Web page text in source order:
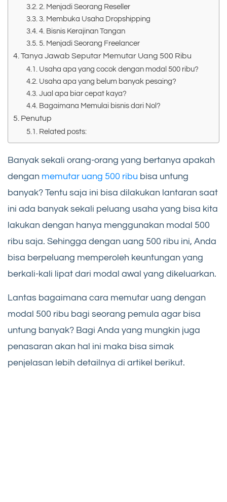
2. Menjadi Seorang Reseller
3. Membuka Usaha Dropshipping
4. Bisnis Kerajinan Tangan
5. Menjadi Seorang Freelancer
Tanya Jawab Seputar Memutar Uang 500 Ribu
Usaha apa yang cocok dengan modal 500 ribu?
Usaha apa yang belum banyak pesaing?
Jual apa biar cepat kaya?
Bagaimana Memulai bisnis dari Nol?
Penutup
Related posts:
Banyak sekali orang-orang yang bertanya apakah
dengan memutar uang 500 ribu bisa untung
banyak? Tentu saja ini bisa dilakukan lantaran saat
ini ada banyak sekali peluang usaha yang bisa kita
lakukan dengan hanya menggunakan modal 500
ribu saja. Sehingga dengan uang 500 ribu ini, Anda
bisa berpeluang memperoleh keuntungan yang
berkali-kali lipat dari modal awal yang dikeluarkan.
Lantas bagaimana cara memutar uang dengan
modal 500 ribu bagi seorang pemula agar bisa
untung banyak? Bagi Anda yang mungkin juga
penasaran akan hal ini maka bisa simak
penjelasan lebih detailnya di artikel berikut.